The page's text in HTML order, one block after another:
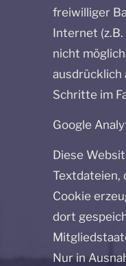
freiwilliger
Internet
nicht
ausdrücklich
Schritte im
Google
Diese
Textdateien,
Cookie
dort
Nur in